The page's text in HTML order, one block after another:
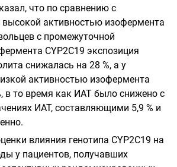
что по сравнению с
активностью изофермента
с промежуточной
CYP2C19 экспозиция
снижалась на 28 %, а у
активностью изофермента
в то время как ИАТ было снижено с
ИАТ, составляющими 5,9 % и
влияния генотипа CYP2C19 на
у пациентов, получавших